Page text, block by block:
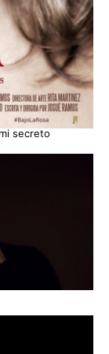
secreto